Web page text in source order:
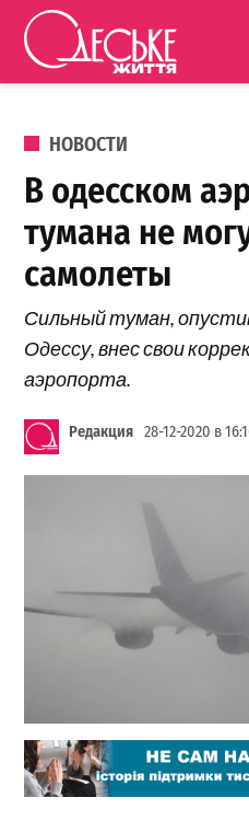
Перейти к содержанию
ОПУБЛИКОВАНО В
НОВОСТИ
В одесском
тумана не
самолеты
Сильный туман,
Одессу, внес свои
аэропорта.
Редакция 28-12-2020 в